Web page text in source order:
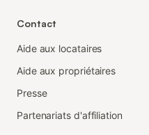
Contact
Aide aux locataires
Aide aux propriétaires
Presse
Partenariats d'affiliation